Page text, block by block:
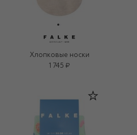
Хлопковые носки
1 745 ₽